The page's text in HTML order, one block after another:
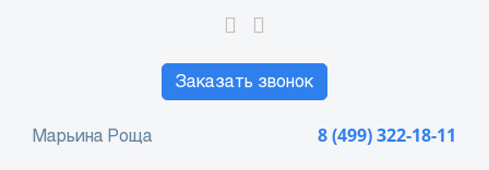
Заказать звонок
8 (499) 322-18-11
Марьина Роща